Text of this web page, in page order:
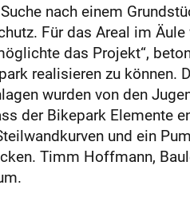
nach einem
Für das Areal im
das Projekt“,
realisieren zu
wurden von den
der Bikepark Elemente
und ein
Timm Hoffmann,